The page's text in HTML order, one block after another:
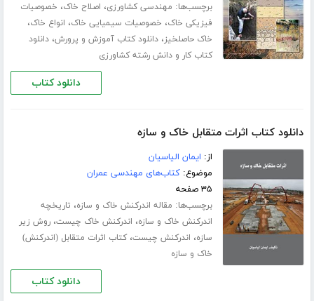
برچسب‌ها: مهندسی کشاورزی، اصلاح خاک، خصوصیات
فیزیکی خاک، خصوصیات سیمیایی خاک، انواع خاک،
خاک حاصلخیز،دانلود کتاب آموزش و پرورش،دانلود
کتاب کار و دانش رشته کشاورزی
دانلود کتاب
دانلود کتاب اثرات متقابل خاک و سازه
از: ایمان الیاسیان
موضوع:کتاب‌های مهندسی عمران
۳۵ صفحه
برچسب‌ها: مقاله اندرکنش خاک و سازه، تاریخچه
اندرکنش خاک و سازه، اندرکنش خاک چیست،روش زیر
سازه، اندرکنش چیست،کتاب اثرات متقابل (اندرکنش)
خاک و سازه
دانلود کتاب